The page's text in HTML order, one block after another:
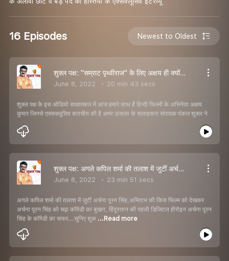
16 Episodes Newest to Oldest
शुक्ल पक्ष: ''सम्राट पृथ्वीराज'' के लिए अक्षय ही क्यों थे निर्देशक की पहली पसंद, सुनिए खास बातचीत
June 8, 2022 20 min 43 secs
शुक्ल पक्ष के इस ऑडियो साक्षात्कार में आज हमारे साथ हैं हिन्दी फिल्मों के अभिनेता अक्षय
कुमार जिनसे एक्सक्लूसिव बातचीत की है अमर उजाला के सलाहकार संपादक पंकज शुक्ल ने
शुक्ल पक्ष: अगले कपिल शर्मा की तलाश में जुटीं अर्चना पूरन सिंह, सुनिए पूरी बातचीत
June 8, 2022 23 min 51 secs
अगले कपिल शर्मा की तलाश में जुटीं अर्चना पूरन सिंह,अमिताभ की किस फिल्म को देखकर
अर्चना पूरन सिंह को चढ़ा कॉमेडी का बुखार, हिंदुस्तान की पहली डिजिटल हीरोइन अर्चना पूरन
सिंह के कॉमेडी का सफर...सुनिए शुक ...Read more